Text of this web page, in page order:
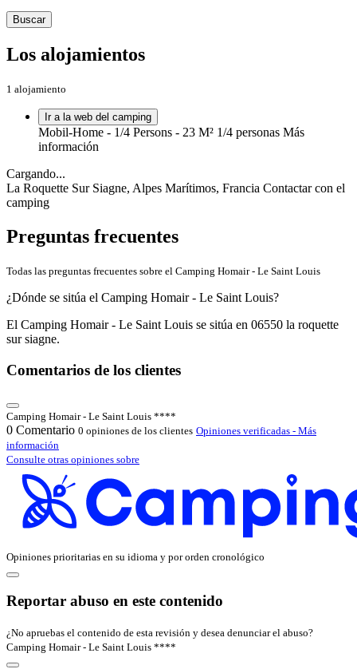
Buscar
Los alojamientos
1 alojamiento
Ir a la web del camping
Mobil-Home - 1/4 Persons - 23 M² 1/4 personas Más
información
Cargando...
La Roquette Sur Siagne, Alpes Marítimos, Francia Contactar con el
camping
Preguntas frecuentes
Todas las preguntas frecuentes sobre el Camping Homair - Le Saint Louis
¿Dónde se sitúa el Camping Homair - Le Saint Louis?
El Camping Homair - Le Saint Louis se sitúa en 06550 la roquette
sur siagne.
Comentarios de los clientes
Camping Homair - Le Saint Louis ****
0 Comentario 0 opiniones de los clientes Opiniones verificadas - Más
información
Consulte otras opiniones sobre
Opiniones prioritarias en su idioma y por orden cronológico
Reportar abuso en este contenido
¿No apruebas el contenido de esta revisión y desea denunciar el abuso?
Camping Homair - Le Saint Louis ****